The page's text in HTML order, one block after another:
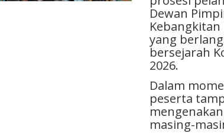
Dewan
Kebangkitan
yang
bersejarah
2026.
Dalam
peserta
masing-